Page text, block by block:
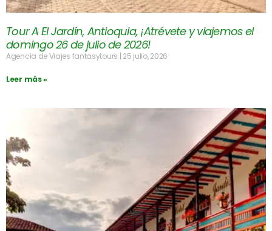
Tour A El Jardín, Antioquia, ¡Atrévete y viajemos el
domingo 26 de julio de 2026!
Agencia de Viajes fantasytours 25 julio, 2026
Leer más »